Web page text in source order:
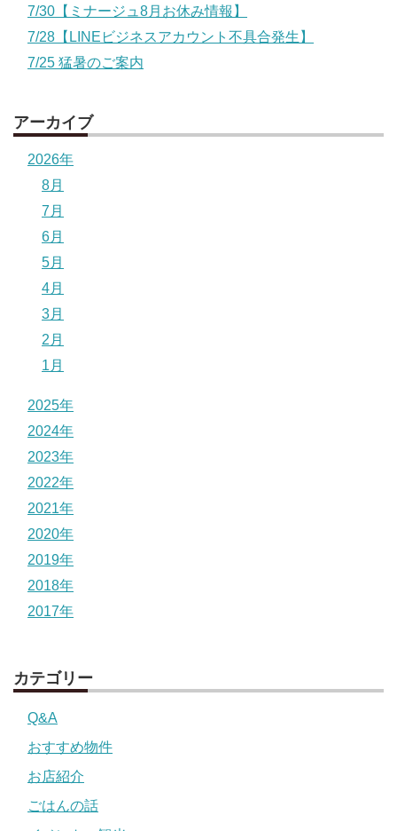
7/30【ミナージュ8月お休み情報】
7/28【LINEビジネスアカウント不具合発生】
7/25 猛暑のご案内
アーカイブ
2026年
8月
7月
6月
5月
4月
3月
2月
1月
2025年
2024年
2023年
2022年
2021年
2020年
2019年
2018年
2017年
カテゴリー
Q&A
おすすめ物件
お店紹介
ごはんの話